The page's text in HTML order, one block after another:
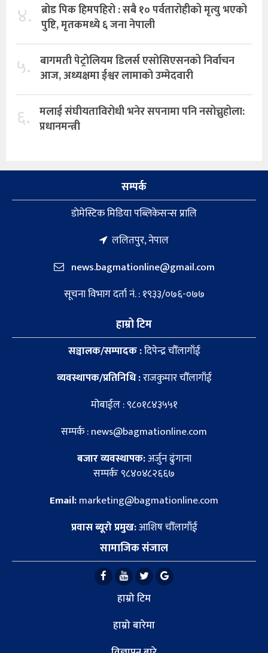
४. ब्रोड पिक हिमपहिरो : सबै १० पर्वतारोहीको मृत्यु भएको
पुष्टि, मृतकमध्ये ६ जना नेपाली
५. बागमती पेट्रोलियम डिलर्स एसोसिएसनको निर्वाचन
आज, अध्यक्षमा ईश्वर लामाको उम्मेदवारी
६. मलाई संघीयताविरोधी भनेर सपनामा पनि नसोच्नुहोला:
प्रधानमन्त्री
सम्पर्क
डाेमेस्टिक मिडिया पब्लिकेसन्स प्रालि
ललितपुर, नेपाल
news.bagmationline@gmail.com
सूचना विभाग दर्ता नं. : १९३३/०७६-०७७
हाम्रो टिम
सञ्चालक/सम्पादक :दिपेन्द्र चौँलागाँई
व्यवस्थापक/प्रतिनिधि :राजकुमार चौँलागाँई
मोबाईल : ९८०१८४३५५१
सम्पर्क : news@bagmationline.com
बजार व्यवस्थापक:अर्जुन ढुंगाना
सम्पर्कः ९८४०४८२६६७
Email:marketing@bagmationline.com
प्रवास ब्यूरो प्रमुख:आशिष चौँलागाँई
सामाजिक संजाल
हाम्रो टिम
हाम्रो बारेमा